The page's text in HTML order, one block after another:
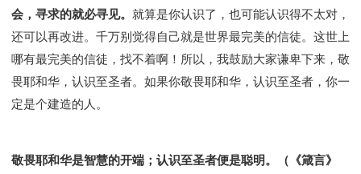
会，寻求的就必寻见。 就算是你认识了，也可能认识得不太对，
还可以再改进。千万别觉得自己就是世界最完美的信徒。这世上
哪有最完美的信徒，找不着啊！所以，我鼓励大家谦卑下来，敬
畏耶和华，认识至圣者。如果你敬畏耶和华，认识至圣者，你一
定是个建造的人。
敬畏耶和华是智慧的开端；认识至圣者便是聪明。（《箴言》